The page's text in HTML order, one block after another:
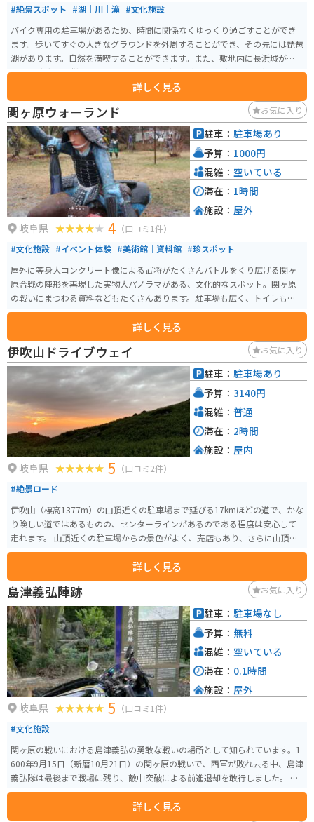
#絶景スポット #湖｜川｜滝 #文化施設
バイク専用の駐車場があるため、時間に関係なくゆっくり過ごすことができ
ます。歩いてすぐの大きなグラウンドを外周することができ、その先には琵琶
湖があります。自然を満喫することができます。また、敷地内に長浜城があり
ます。 自動販売機もあるため、ツーリングの一息に立ち寄ることができま
す。豊公園は琵琶湖を楽しむとともに、バイクでの休憩スポットとしてもお
すすめです。 【長浜城】 滋賀県長浜駅の琵琶湖の側にある長浜の資料館で
す。かつて存在した長浜城を模した博物館で長浜の歴史を知ることができま
す。豊臣秀吉や石田三成の掛け軸や長浜地域についつの書、火縄銃や鎧のレ
プリカが展示されています。とても狭いですが天守閣から外を一望すること
ができます。
詳しく見る
関ヶ原ウォーランド お気に入り
岐阜県 4 （口コミ1件）
#文化施設 #イベント体験 #美術館｜資料館 #珍スポット
屋外に等身大コンクリート像による武将がたくさんバトルをくり広げる関ヶ
原合戦の陣形を再現した実物大パノラマがある、文化的なスポット。関ヶ原
の戦いにまつわる資料などもたくさんあります。駐車場も広く、トイレもた
くさんあります。
詳しく見る
駐車： 駐車場あり
予算： 1000円
混雑： 空いている
滞在： 1時間
施設： 屋外
伊吹山ドライブウェイ お気に入り
岐阜県 5 （口コミ2件）
#絶景ロード
伊吹山（標高1377m）の山頂近くの駐車場まで延びる17kmほどの道で、かな
り険しい道ではあるものの、センターラインがあるのである程度は安心して
走れます。 山頂近くの駐車場からの景色がよく、売店もあり、さらに山頂ま
では登山道が整備されているので初心者でもオススメです。 山頂にはスカイ
テラスや展望台、登山口があります。スカイテラスでは伊吹そばや薬草ソフ
トクリームなど品数豊富なメニューがあります。 お土産もこちらで購入する
ことができます。 山頂駐車場まで約30分ほどでたどり着くことができます。
完全舗装されていて、走行に不便はありません。駐車場も広くてゆとりがあ
ります。 雪の降る冬は閉鎖されますが、春以降秋までオープンしています。
特に秋は紅葉シーズンできれいな紅葉を見ながら楽しめますし、伊吹山に生
息するイヌワシは圧巻です。 山頂の景色はもちろん絶景ですが、走行中の景
色も見晴らしが良く、ツーリングにはピッタリです。 途中、駐車して眺める
こともできますし、本格的に写真を撮られる方も数多くいらっしゃいます。
景色を見て、美味しいものを食べ、運動する。一つの場所で一気に楽しめる
スポットです。 通行料は、軽・普通自動車3140円、自動二輪車2200円です。
情報と、ライブカメラで山頂の様子を見ることができます。通行料の割引も
印刷できます。
詳しく見る
駐車： 駐車場あり
予算： 3140円
混雑： 普通
滞在： 2時間
施設： 屋内
島津義弘陣跡 お気に入り
岐阜県 5 （口コミ1件）
#文化施設
関ヶ原の戦いにおける島津義弘の勇敢な戦いの場所として知られています。1
600年9月15日（新暦10月21日）の関ヶ原の戦いで、西軍が敗れ去る中、島津
義弘隊は最後まで戦場に残り、敵中突破による前進退却を敢行しました。 こ
の歴史的な場所は、多大な犠牲を払いながらも勇敢に戦った島津義弘とその
部隊の記憶を今に伝えています。日本の歴史の一端を感じ取ることができ、特
詳しく見る
駐車： 駐車場なし
予算： 無料
混雑： 空いている
滞在： 0.1時間
施設： 屋外